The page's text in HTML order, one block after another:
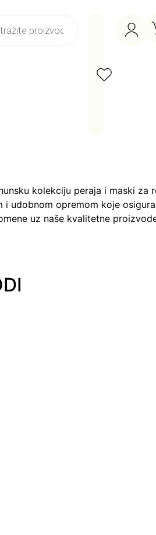
kolekciju peraja i maski
udobnom opremom koje
uz naše kvalitetne